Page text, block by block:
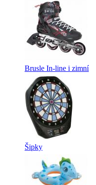
Brusle In-line i zimní
Šipky